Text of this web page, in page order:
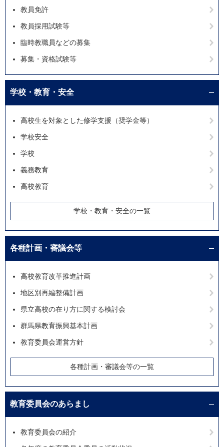
教員免許
教員採用試験等
臨時教職員などの募集
募集・資格試験等
学校・教育・安全
高校生を対象とした修学支援（奨学金等）
学校安全
学校
義務教育
高校教育
学校・教育・安全の一覧
各種計画・審議会等
高校教育改革推進計画
地区別再編整備計画
県立高校の在り方に関する検討会
群馬県教育振興基本計画
教育委員会運営方針
各種計画・審議会等の一覧
教育委員会のあらまし
教育委員会の紹介